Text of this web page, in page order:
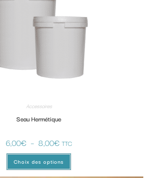
Accessoires
Seau Hermétique
6,00€ – 8,00€ TTC
Choix des options